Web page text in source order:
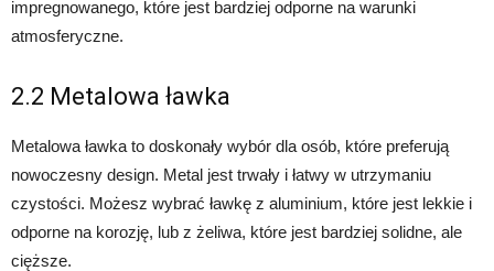
impregnowanego, które jest bardziej odporne na warunki
atmosferyczne.
2.2 Metalowa ławka
Metalowa ławka to doskonały wybór dla osób, które preferują
nowoczesny design. Metal jest trwały i łatwy w utrzymaniu
czystości. Możesz wybrać ławkę z aluminium, które jest lekkie i
odporne na korozję, lub z żeliwa, które jest bardziej solidne, ale
cięższe.